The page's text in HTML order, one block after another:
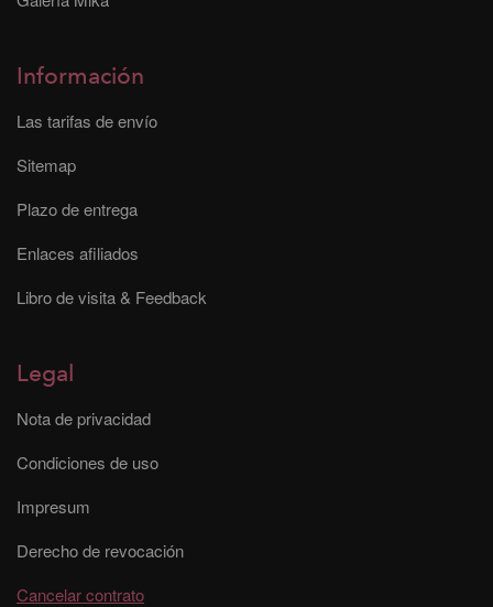
Información
Las tarifas de envío
Sitemap
Plazo de entrega
Enlaces afiliados
Libro de visita & Feedback
Legal
Nota de privacidad
Condiciones de uso
Impresum
Derecho de revocación
Cancelar contrato